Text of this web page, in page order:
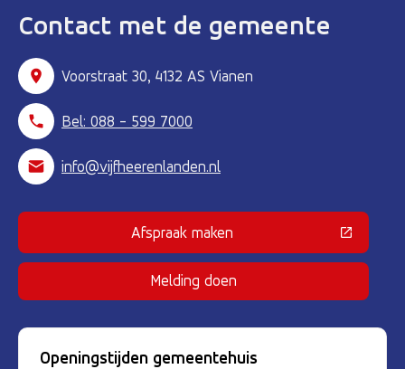
Contact met de gemeente
Voorstraat 30, 4132 AS Vianen
Bel: 088 - 599 7000
info@vijfheerenlanden.nl
Afspraak maken(Deze link gaat naar een externe
Melding doen
Openingstijden gemeentehuis